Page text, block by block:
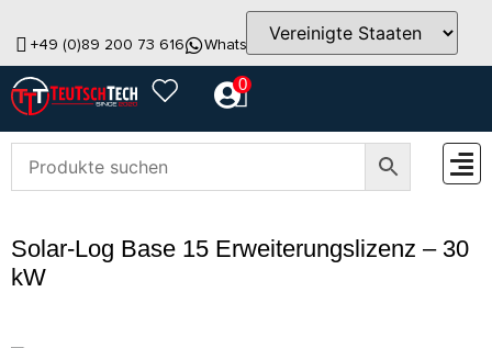
+49 (0)89 200 73 616 WhatsApp info@teutschtech.com
0
Solar-Log Base 15 Erweiterungslizenz – 30
kW